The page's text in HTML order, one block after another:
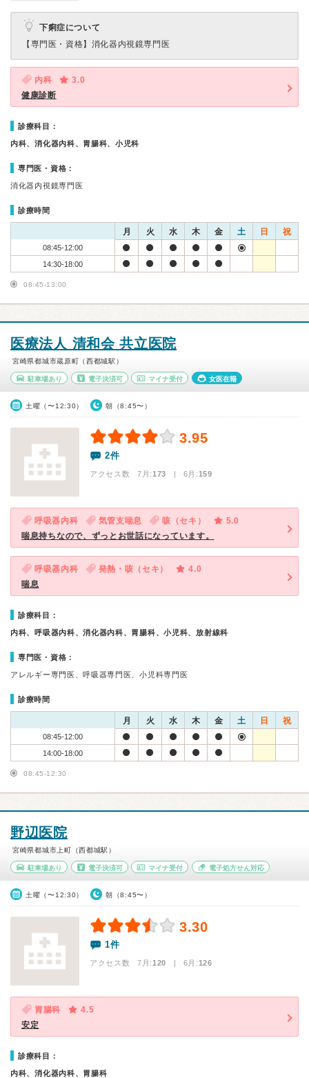
下痢症について
【専門医・資格】 消化器内視鏡専門医
内科
3.0
健康診断
診療科目：
内科、消化器内科、胃腸科、小児科
専門医・資格：
消化器内視鏡専門医
診療時間
月 火 水 木 金 土 日 祝
08:45-12:00
14:30-18:00
08:45-13:00
医療法人 清和会 共立医院
宮崎県都城市蔵原町（西都城駅）
駐車場あり 電子決済可 マイナ受付 女医在籍
土曜（〜12:30） 朝（8:45〜）
3.95
2件
アクセス数 7月:173 | 6月:159
呼吸器内科 気管支喘息 咳（セキ）
5.0
喘息持ちなので、ずっとお世話になっています。
呼吸器内科 発熱・咳（セキ）
4.0
喘息
診療科目：
内科、呼吸器内科、消化器内科、胃腸科、小児科、放射線科
専門医・資格：
アレルギー専門医、呼吸器専門医、小児科専門医
診療時間
月 火 水 木 金 土 日 祝
08:45-12:00
14:00-18:00
08:45-12:30
野辺医院
宮崎県都城市上町（西都城駅）
駐車場あり 電子決済可 マイナ受付 電子処方せん対応
土曜（〜12:30） 朝（8:45〜）
3.30
1件
アクセス数 7月:120 | 6月:126
胃腸科
4.5
安定
診療科目：
内科、消化器内科、胃腸科